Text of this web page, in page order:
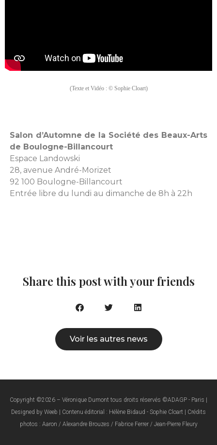
(Texte et Vidéo : © Sophie Cloart)
Salon d’Automne de la Société des Beaux-Arts
de Boulogne-Billancourt
Espace Landowski
28, avenue André-Morizet
92 100 Boulogne-Billancourt
Entrée libre du lundi au dimanche de 8h à 22h
Share this post with your friends
Voir les autres news
Copyright ©2026 – Véronique Dumont tous droits réservés ©ADAGP - Paris |
Designed by Weeb | Contenu éditorial : Hélène Bidaud - Sophie Cloart | Crédits
photos : Aaron / Alexandre Brouzes / Fabrice Ferrer / Jean-Pierre Fleury